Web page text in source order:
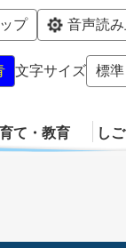
ューを飛ばして本
プ 音声読
文字サイズ 標準
て・教育 し